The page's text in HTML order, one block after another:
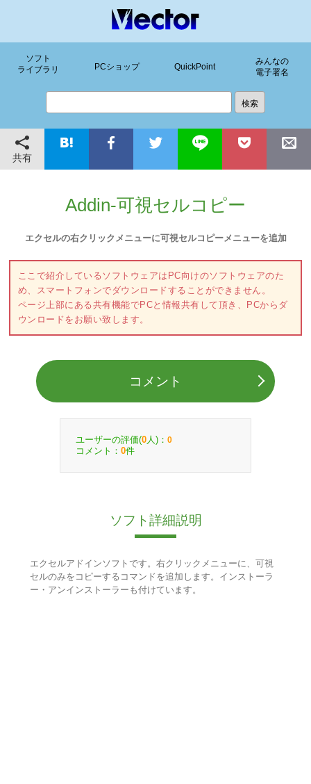
ソフト
ライブラリ
PCショップ QuickPoint
みんなの
電子署名
共有
Addin-可視セルコピー
エクセルの右クリックメニューに可視セルコピーメニューを追加
ここで紹介しているソフトウェアはPC向けのソフトウェアのた
め、スマートフォンでダウンロードすることができません。
ページ上部にある共有機能でPCと情報共有して頂き、PCからダ
ウンロードをお願い致します。
コメント
ユーザーの評価(0 人)： 0
コメント： 0件
ソフト詳細説明
エクセルアドインソフトです。右クリックメニューに、可視
セルのみをコピーするコマンドを追加します。インストーラ
ー・アンインストーラーも付けています。